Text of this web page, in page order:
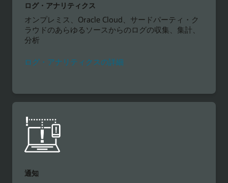
ログ・アナリティクス
オンプレミス、Oracle Cloud、サードパーティ・ク
ラウドのあらゆるソースからのログの収集、集計、
分析
ログ・アナリティクスの詳細
通知